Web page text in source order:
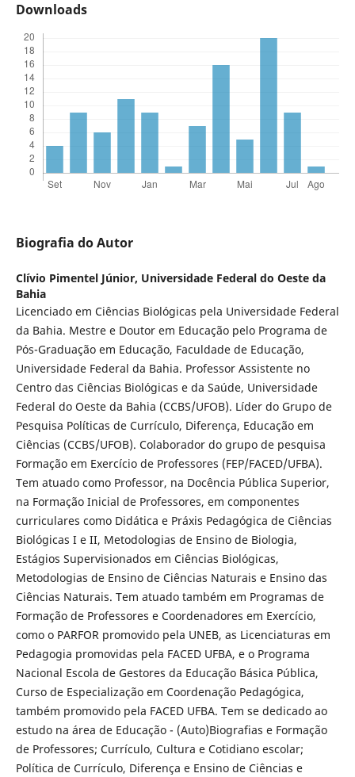
Downloads
Biografia do Autor
Clívio Pimentel Júnior, Universidade Federal do Oeste da
Bahia
Licenciado em Ciências Biológicas pela Universidade Federal
da Bahia. Mestre e Doutor em Educação pelo Programa de
Pós-Graduação em Educação, Faculdade de Educação,
Universidade Federal da Bahia. Professor Assistente no
Centro das Ciências Biológicas e da Saúde, Universidade
Federal do Oeste da Bahia (CCBS/UFOB). Líder do Grupo de
Pesquisa Políticas de Currículo, Diferença, Educação em
Ciências (CCBS/UFOB). Colaborador do grupo de pesquisa
Formação em Exercício de Professores (FEP/FACED/UFBA).
Tem atuado como Professor, na Docência Pública Superior,
na Formação Inicial de Professores, em componentes
curriculares como Didática e Práxis Pedagógica de Ciências
Biológicas I e II, Metodologias de Ensino de Biologia,
Estágios Supervisionados em Ciências Biológicas,
Metodologias de Ensino de Ciências Naturais e Ensino das
Ciências Naturais. Tem atuado também em Programas de
Formação de Professores e Coordenadores em Exercício,
como o PARFOR promovido pela UNEB, as Licenciaturas em
Pedagogia promovidas pela FACED UFBA, e o Programa
Nacional Escola de Gestores da Educação Básica Pública,
Curso de Especialização em Coordenação Pedagógica,
também promovido pela FACED UFBA. Tem se dedicado ao
estudo na área de Educação - (Auto)Biografias e Formação
de Professores; Currículo, Cultura e Cotidiano escolar;
Política de Currículo, Diferença e Ensino de Ciências e